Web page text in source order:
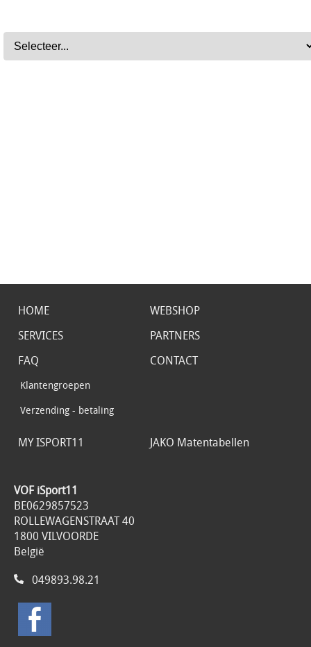
HOME
WEBSHOP
SERVICES
PARTNERS
FAQ
Klantengroepen
Verzending - betaling
CONTACT
MY ISPORT11 JAKO Matentabellen
VOF iSport11
BE0629857523
ROLLEWAGENSTRAAT 40
1800 VILVOORDE
België
049893.98.21